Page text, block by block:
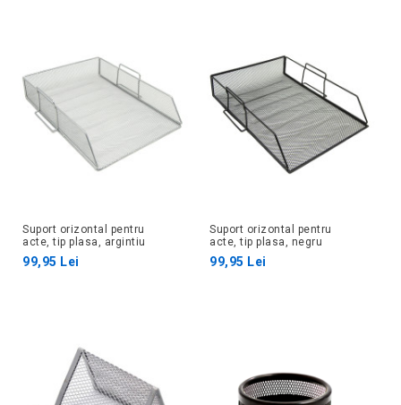
Suport orizontal pentru
acte, tip plasa, argintiu
99,95 Lei
Suport orizontal pentru
acte, tip plasa, negru
99,95 Lei